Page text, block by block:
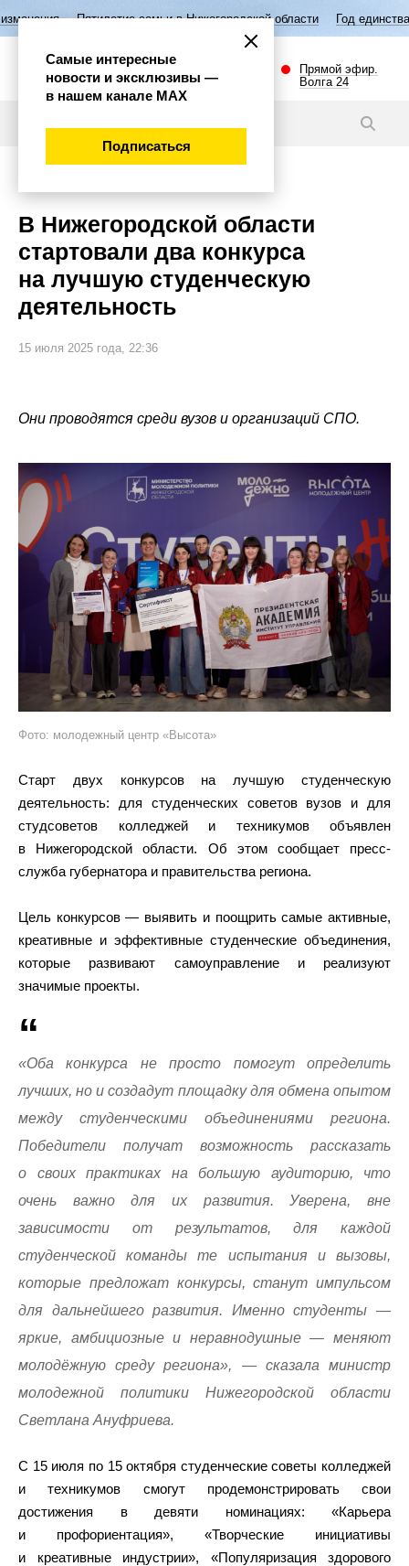
семьи в Нижегородской области Год единства народов
Прямой эфир.
Волга 24
В Нижегородской области
стартовали два конкурса
на лучшую студенческую
деятельность
15 июля 2025 года, 22:36
Они проводятся среди вузов и организаций СПО.
Фото: молодежный центр «Высота»
Старт двух конкурсов на лучшую студенческую
деятельность: для студенческих советов вузов и для
студсоветов колледжей и техникумов объявлен
в Нижегородской области. Об этом сообщает пресс-
служба губернатора и правительства региона.
Цель конкурсов — выявить и поощрить самые активные,
креативные и эффективные студенческие объединения,
которые развивают самоуправление и реализуют
значимые проекты.
«Оба конкурса не просто помогут определить
лучших, но и создадут площадку для обмена опытом
между студенческими объединениями региона.
Победители получат возможность рассказать
о своих практиках на большую аудиторию, что
очень важно для их развития. Уверена, вне
зависимости от результатов, для каждой
студенческой команды те испытания и вызовы,
которые предложат конкурсы, станут импульсом
для дальнейшего развития. Именно студенты —
яркие, амбициозные и неравнодушные — меняют
молодёжную среду региона», — сказала министр
молодежной политики Нижегородской области
Светлана Ануфриева.
С 15 июля по 15 октября студенческие советы колледжей
и техникумов смогут продемонстрировать свои
достижения в девяти номинациях: «Карьера
и профориентация», «Творческие инициативы
и креативные индустрии», «Популяризация здорового
Самые интересные
новости и эксклюзивы —
в нашем канале МАХ
Подписаться